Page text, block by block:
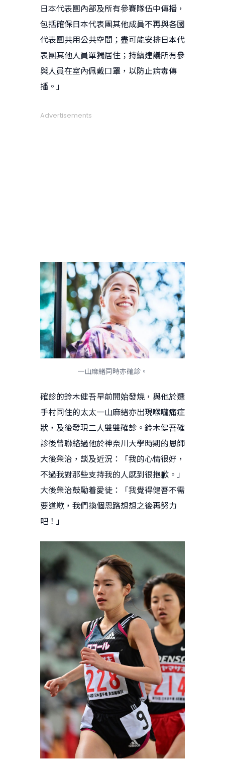
日本代表團內部及所有參賽隊伍中傳播，
包括確保日本代表團其他成員不再與各國
代表團共用公共空間；盡可能安排日本代
表團其他人員單獨居住；持續建議所有參
與人員在室內佩戴口罩，以防止病毒傳
播。」
Advertisements
一山麻緒同時亦確診。
確診的鈴木健吾早前開始發燒，與他於選
手村同住的太太一山麻緒亦出現喉嚨痛症
狀，及後發現二人雙雙確診。鈴木健吾確
診後曾聯絡過他於神奈川大學時期的恩師
大後榮治，談及近況：「我的心情很好，
不過我對那些支持我的人感到很抱歉。」
大後榮治鼓勵着愛徒：「我覺得健吾不需
要道歉，我們換個恩路想想之後再努力
吧！」